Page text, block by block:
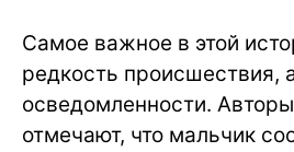
Самое важное в этой
редкость происшествия,
осведомленности. Авторы
отмечают, что мальчик